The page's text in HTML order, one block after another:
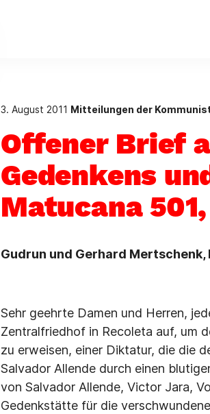
3. August 2011 Mitteilungen der
Offener Brief
Gedenkens
Matucana
Gudrun und Gerhard Mertschenk,
Sehr geehrte Damen und Herren,
Zentralfriedhof in Recoleta auf, um
zu erweisen, einer Diktatur, die die
Salvador Allende durch einen
von Salvador Allende, Victor Jara,
Gedenkstätte für die